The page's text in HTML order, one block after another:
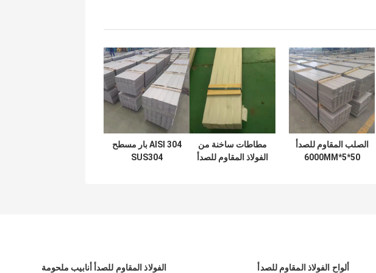
الصلب المقاوم للصدأ
50*5*6000MM
مطاطات ساخنة من
الفولاذ المقاوم للصدأ
AISI 304 بار مسطح
SUS304
الفولاذ المقاوم للصدأ أنابيب ملحومة ألواح الفولاذ المقاوم للصدأ